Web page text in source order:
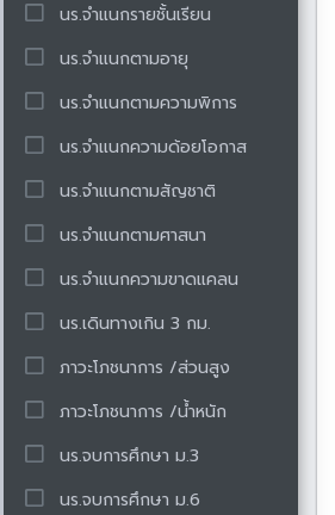
นร.จำแนกรายชั้นเรียน
นร.จำแนกตามอายุ
นร.จำแนกตามความพิการ
นร.จำแนกความด้อยโอกาส
นร.จำแนกตามสัญชาติ
นร.จำแนกตามศาสนา
นร.จำแนกความขาดแคลน
นร.เดินทางเกิน 3 กม.
ภาวะโภชนาการ /ส่วนสูง
ภาวะโภชนาการ /น้ำหนัก
นร.จบการศึกษา ม.3
นร.จบการศึกษา ม.6